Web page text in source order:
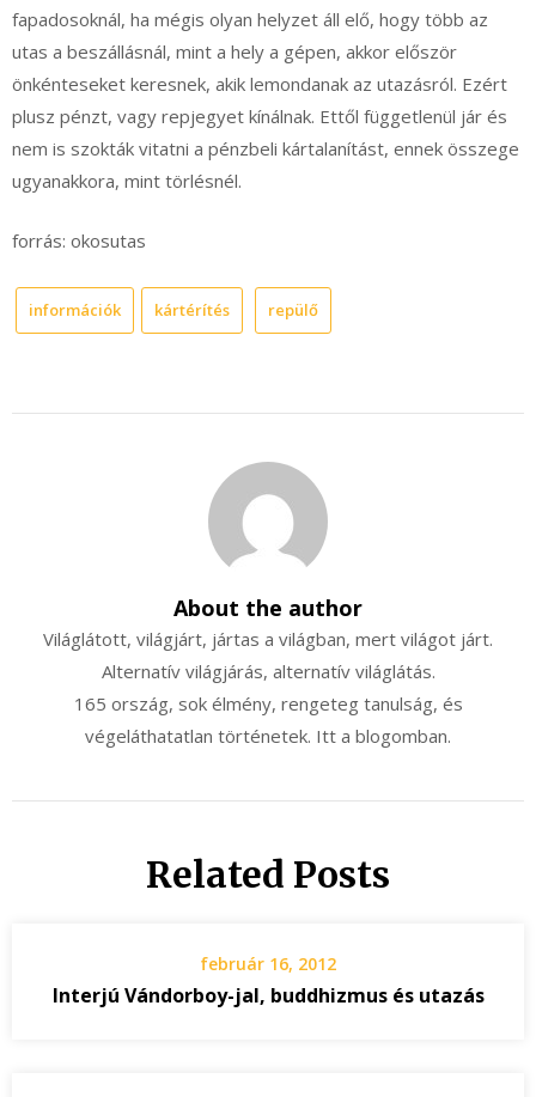
fapadosoknál, ha mégis olyan helyzet áll elő, hogy több az
utas a beszállásnál, mint a hely a gépen, akkor először
önkénteseket keresnek, akik lemondanak az utazásról. Ezért
plusz pénzt, vagy repjegyet kínálnak. Ettől függetlenül jár és
nem is szokták vitatni a pénzbeli kártalanítást, ennek összege
ugyanakkora, mint törlésnél.
forrás: okosutas
információk kártérítés repülő
About the author
Világlátott, világjárt, jártas a világban, mert világot járt.
Alternatív világjárás, alternatív világlátás.
165 ország, sok élmény, rengeteg tanulság, és
végeláthatatlan történetek. Itt a blogomban.
Related Posts
február 16, 2012
Interjú Vándorboy-jal, buddhizmus és utazás